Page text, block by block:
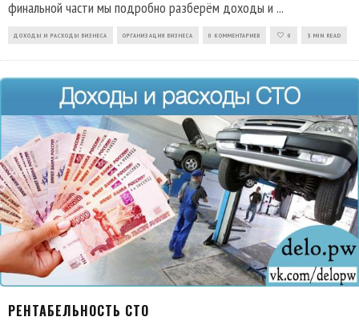
финальной части мы подробно разберём доходы и ...
ДОХОДЫ И РАСХОДЫ БИЗНЕСА ОРГАНИЗАЦИЯ БИЗНЕСА 0 КОММЕНТАРИЕВ 0 3 MIN READ
РЕНТАБЕЛЬНОСТЬ СТО